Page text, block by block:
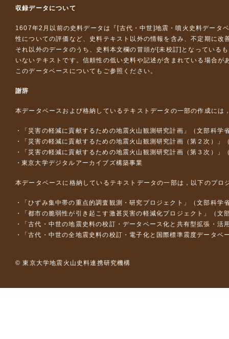
収録データについて
1607年2月以前の史料データは『 [古代・中世]地震・噴火史料データ
性についての評価など、史料テキスト以外の情報を含み、不定期に改
それ以外のデータのうち、史料本文欄の冒頭が[未校訂]となっている
いないテキストです。信頼性の低い史料や記述が含まれている場合が
このデータベースについて もご参照ください。
謝辞
本データベースおよび格納しているテキストデータの一部の作成には
「災害の軽減に貢献するための地震火山観測研究計画」（文部科学
「災害の軽減に貢献するための地震火山観測研究計画（第２次）」
「災害の軽減に貢献するための地震火山観測研究計画（第３次）」
東京大学デジタルアーカイブズ構築事業
本データベースに格納しているテキストデータの一部は，以下のプロ
「ひずみ集中帯の重点的調査観測・研究プロジェクト」（文部科
「都市の脆弱性が引き起こす激甚災害の軽減化プロジェクト」（
「古代・中世の地震史料の校訂・データベース化と共有型拡張・
「古代・中世の全地震史料の校訂・電子化と国際標準震度データ
© 東京大学地震火山史料連携研究機構